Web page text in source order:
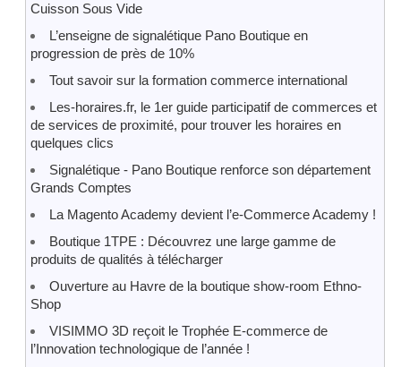
Cuisson Sous Vide
L’enseigne de signalétique Pano Boutique en
progression de près de 10%
Tout savoir sur la formation commerce international
Les-horaires.fr, le 1er guide participatif de commerces et
de services de proximité, pour trouver les horaires en
quelques clics
Signalétique - Pano Boutique renforce son département
Grands Comptes
La Magento Academy devient l’e-Commerce Academy !
Boutique 1TPE : Découvrez une large gamme de
produits de qualités à télécharger
Ouverture au Havre de la boutique show-room Ethno-
Shop
VISIMMO 3D reçoit le Trophée E-commerce de
l’Innovation technologique de l’année !